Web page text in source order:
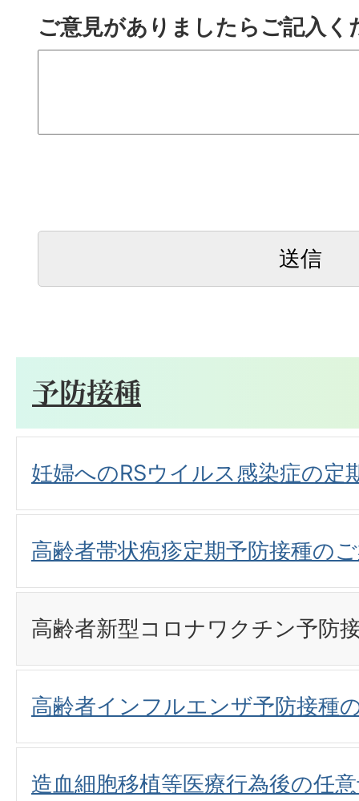
ご意見がありましたらご記入く
予防接種
妊婦へのRSウイルス感染症の定
高齢者帯状疱疹定期予防接種の
高齢者新型コロナワクチン予防
高齢者インフルエンザ予防接種
造血細胞移植等医療行為後の任